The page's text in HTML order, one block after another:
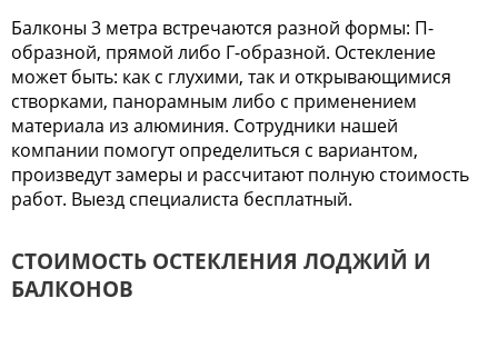
Балконы 3 метра встречаются разной формы: П-
образной, прямой либо Г-образной. Остекление
может быть: как с глухими, так и открывающимися
створками, панорамным либо с применением
материала из алюминия. Сотрудники нашей
компании помогут определиться с вариантом,
произведут замеры и рассчитают полную стоимость
работ. Выезд специалиста бесплатный.
СТОИМОСТЬ ОСТЕКЛЕНИЯ ЛОДЖИЙ И
БАЛКОНОВ